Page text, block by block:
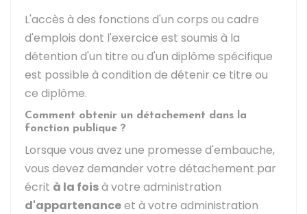
L'accès à des fonctions d'un corps ou cadre
d'emplois dont l'exercice est soumis à la
détention d'un titre ou d'un diplôme spécifique
est possible à condition de détenir ce titre ou
ce diplôme.
Comment obtenir un détachement dans la
fonction publique ?
Lorsque vous avez une promesse d'embauche,
vous devez demander votre détachement par
écrit à la foisà votre administration
d'appartenanceet à votre administration